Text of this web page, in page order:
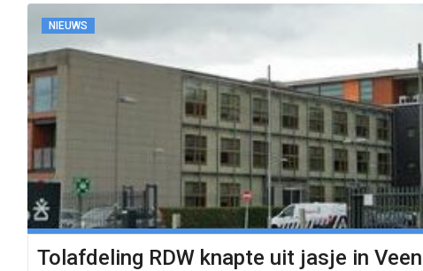
NIEUWS
Tolafdeling RDW knapte uit jasje in